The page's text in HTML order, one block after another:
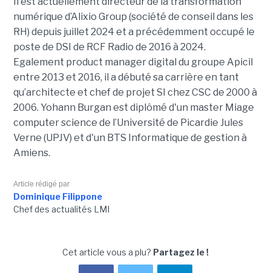
numérique d’Alixio Group (société de conseil dans les
RH) depuis juillet 2024 et a précédemment occupé le
poste de DSI de RCF Radio de 2016 à 2024.
Egalement product manager digital du groupe Apicil
entre 2013 et 2016, il a débuté sa carrière en tant
qu’architecte et chef de projet SI chez CSC de 2000 à
2006. Yohann Burgan est diplômé d'un master Miage
computer science de l’Université de Picardie Jules
Verne (UPJV) et d'un BTS Informatique de gestion à
Amiens.
Article rédigé par
Dominique Filippone
Chef des actualités LMI
Cet article vous a plu? Partagez le !